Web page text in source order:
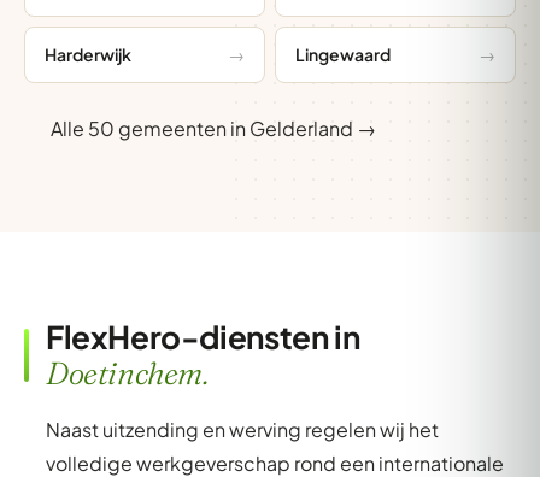
Harderwijk Lingewaard
Alle 50 gemeenten in Gelderland →
FlexHero-diensten in
Doetinchem.
Naast uitzending en werving regelen wij het
volledige werkgeverschap rond een internationale